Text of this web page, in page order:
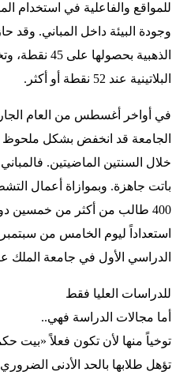
للمواقع والفاعلية في استخدام
وجودة البيئة داخل المباني. وقد
الذهبية
البلاتينية عند 52 نقطة أو أكثر.
في أواخر أغسطس من العام
الجامعة قد انخفض بشكل ملحوظ
خلال السنتين الماضيتين.
باتت جاهزة. وبموازاة أعمال
400 طالب من أكثر من خمسين
استعداداً ليوم الخامس من
الدراسي الأول في جامعة الملك
للدراسات العليا فقط
أما مجالات الدراسة فهي..
توخياً منها لأن تكون فعلاً «بيت
تؤهل طلابها بالحد الأدنى